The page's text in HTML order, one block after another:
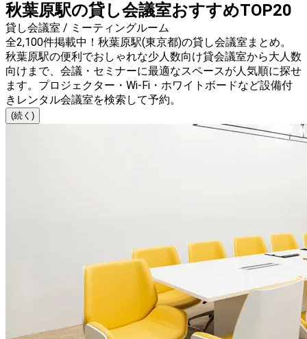
秋葉原駅の貸し会議室おすすめTOP20
貸し会議室 / ミーティングルーム
全2,100件掲載中！秋葉原駅(東京都)の貸し会議室まとめ。
秋葉原駅の便利でおしゃれな少人数向け貸会議室から大人数
向けまで、会議・セミナーに最適なスペースが人気順に探せ
ます。プロジェクター・Wi-Fi・ホワイトボードなど設備付
きレンタル会議室を検索して予約。
(続く)